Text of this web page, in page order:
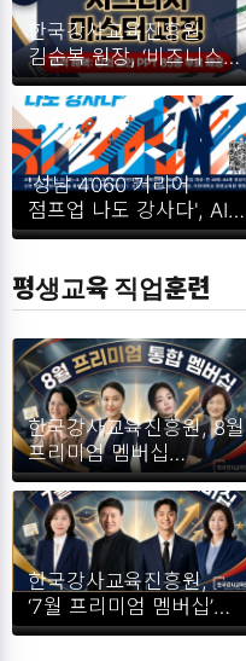
한국강사교육진흥원
김순복 원장, ‘비즈니스
문서 시그니처 마스터
과정’ 1기 전격 모집
'성남 4060 커리어
점프업 나도 강사다', AI
활용 전문 강사 양성 ‘1인
평생교육 직업훈련
한국강사교육진흥원, 8월
프리미엄 멤버십
교육과정 공개… ‘AI 활용
및 강의 역량 강화’ 4개
특강 대방출
한국강사교육진흥원,
‘7월 프리미엄 멤버십’
전격 오픈… 월 3만 3천